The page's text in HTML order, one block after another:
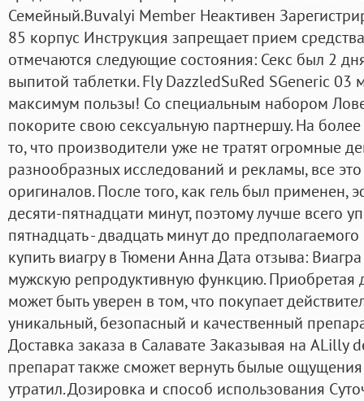
Семейный.Buvalyi Member Неактивен
85 корпус Инструкция запрещает прием
отмечаются следующие состояния: Секс был 2
выпитой таблетки. Fly DazzledSuRed SGeneric
максимум пользы! Со специальным набором
покорите свою сексуальную партнершу. На
то, что производители уже не тратят огромные
разнообразных исследований и рекламы, все
оригиналов. После того, как гель был применен,
десяти-пятнадцати минут, поэтому лучше всего
пятнадцать - двадцать минут до предполагаемого
купить виагру в Тюмени Анна Дата отзыва:
мужскую репродуктивную функцию. Приобретая
может быть уверен в том, что покупает
уникальный, безопасный и качественный
Доставка заказа в Салавате Заказывая на ALilly
препарат также сможет вернуть былые
утратил. Дозировка и способ использования